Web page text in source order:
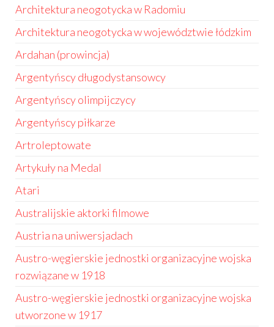
Architektura neogotycka w Radomiu
Architektura neogotycka w województwie łódzkim
Ardahan (prowincja)
Argentyńscy długodystansowcy
Argentyńscy olimpijczycy
Argentyńscy piłkarze
Artroleptowate
Artykuły na Medal
Atari
Australijskie aktorki filmowe
Austria na uniwersjadach
Austro-węgierskie jednostki organizacyjne wojska
rozwiązane w 1918
Austro-węgierskie jednostki organizacyjne wojska
utworzone w 1917